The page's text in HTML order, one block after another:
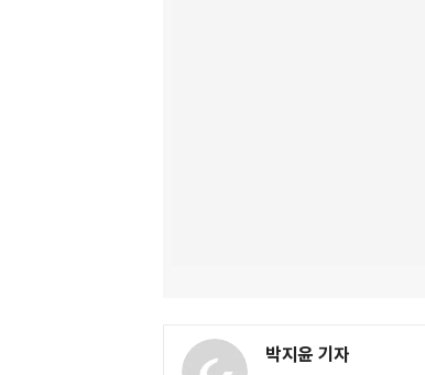
박지윤 기자